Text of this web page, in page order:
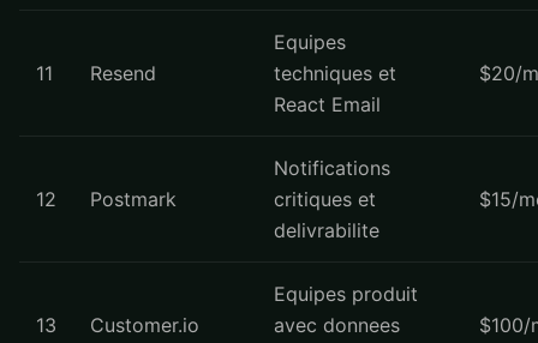
11 Resend
Equipes
techniques et
React Email
$20/
12 Postmark
Notifications
critiques et
delivrabilite
$15/
13 Customer.io
Equipes produit
avec donnees
$100/